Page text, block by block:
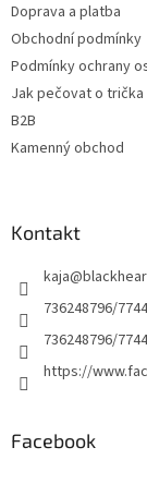
Doprava a platba
Obchodní podmínky
Podmínky ochrany
Jak pečovat o trička
B2B
Kamenný obchod
Kontakt
kaja@
736248796/
736248796/
https://
Facebook